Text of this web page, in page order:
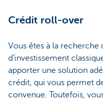
Crédit roll-over
Vous êtes à la recherche
d’investissement
apporter une solution
crédit, qui vous permet
convenue. Toutefois,